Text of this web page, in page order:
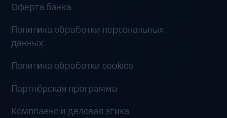
Оферта банка
Политика обработки персональных
данных
Политика обработки cookies
Партнёрская программа
Комплаенс и деловая этика